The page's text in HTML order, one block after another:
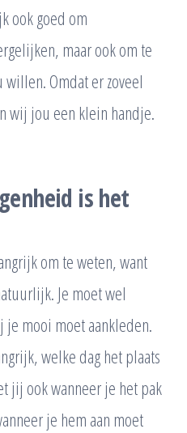
ook goed om
maar ook om te
willen. Omdat er zoveel
wij jou een klein handje.
is het
om te weten, want
Je moet wel
je mooi moet aankleden.
welke dag het plaats
jij ook wanneer je het pak
je hem aan moet